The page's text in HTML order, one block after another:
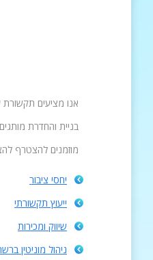
אנו מציעים תקשורת
בניית והחדרת
מוזמנים להצטרף
יחסי ציבור
ייעוץ תקשורתי
שיווק ומכירות
ניהול מוניטין